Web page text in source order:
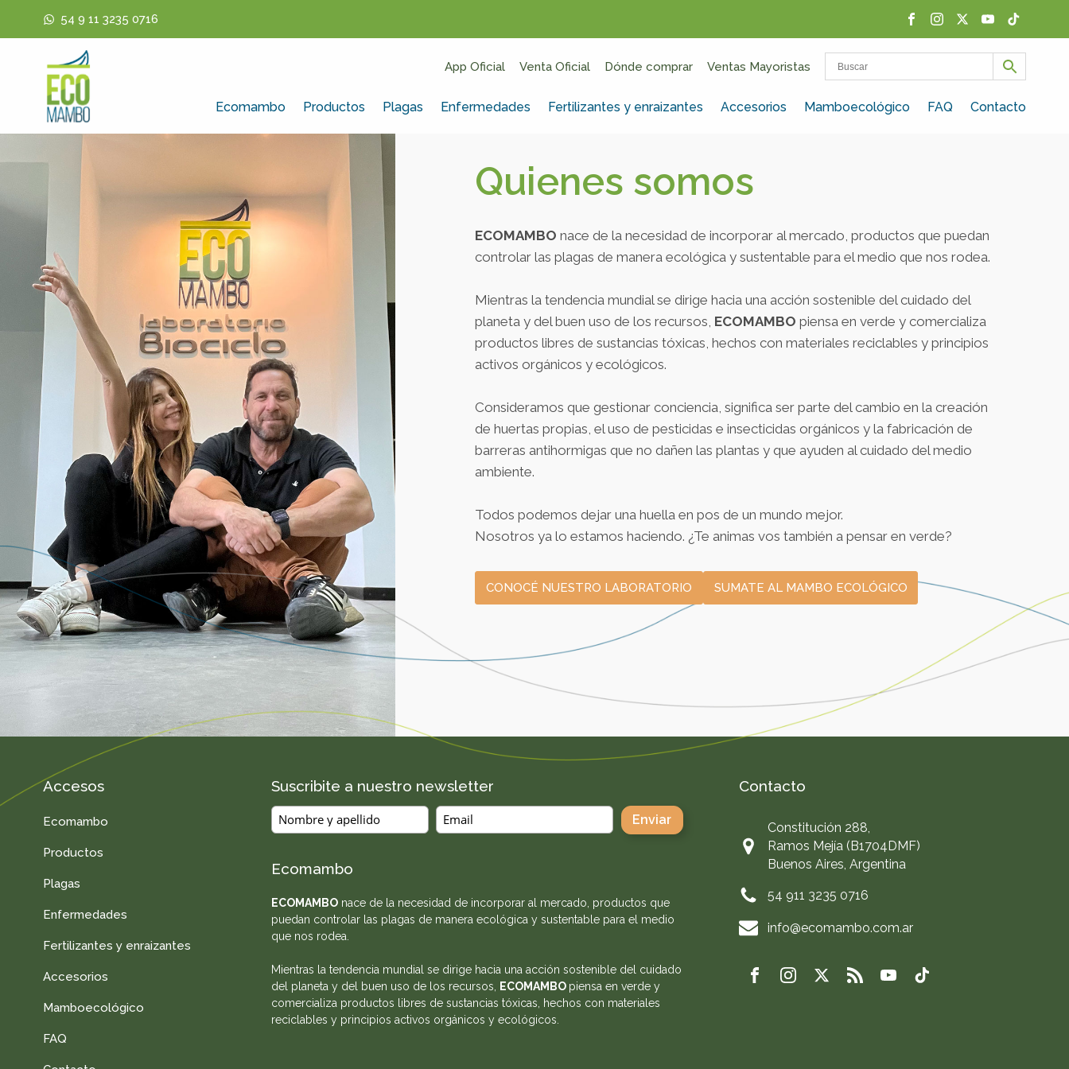
54 9 11 3235 0716
App Oficial Venta Oficial Dónde comprar Ventas Mayoristas
Ecomambo Productos Plagas Enfermedades Fertilizantes y enraizantes Accesorios Mamboecológico FAQ Contacto
Quienes somos
ECOMAMBOnace de la necesidad de incorporar al mercado, productos que puedan
controlar las plagas de manera ecológica y sustentable para el medio que nos rodea.
Mientras la tendencia mundial se dirige hacia una acción sostenible del cuidado del
planeta y del buen uso de los recursos, ECOMAMBOpiensa en verde y comercializa
productos libres de sustancias tóxicas, hechos con materiales reciclables y principios
activos orgánicos y ecológicos.
Consideramos que gestionar conciencia, significa ser parte del cambio en la creación
de huertas propias, el uso de pesticidas e insecticidas orgánicos y la fabricación de
barreras antihormigas que no dañen las plantas y que ayuden al cuidado del medio
ambiente.
Todos podemos dejar una huella en pos de un mundo mejor.
Nosotros ya lo estamos haciendo. ¿Te animas vos también a pensar en verde?
CONOCÉ NUESTRO LABORATORIO SUMATE AL MAMBO ECOLÓGICO
Accesos
Ecomambo
Productos
Plagas
Enfermedades
Fertilizantes y enraizantes
Accesorios
Mamboecológico
FAQ
Suscribite a nuestro newsletter
Ecomambo
ECOMAMBO nace de la necesidad de incorporar al mercado, productos que
puedan controlar las plagas de manera ecológica y sustentable para el medio
que nos rodea.
Mientras la tendencia mundial se dirige hacia una acción sostenible del cuidado
del planeta y del buen uso de los recursos,
ECOMAMBO piensa en verde y
comercializa productos libres de sustancias tóxicas, hechos con materiales
reciclables y principios activos orgánicos y ecológicos.
Contacto
Constitución 288,
Ramos Mejía (B1704DMF)
Buenos Aires, Argentina
54 911 3235 0716
info@ecomambo.com.ar